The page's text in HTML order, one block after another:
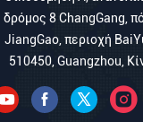
δρόμος 8 ChangGang,
JiangGao, περιοχή
510450, Guangzhou,